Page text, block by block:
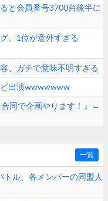
と会員番号3700台後半に
、1位が意外すぎる
、ガチで意味不明すぎる
ビ出演wwwwwww
同で企画やります！』←
一覧
トル、各メンバーの同盟人